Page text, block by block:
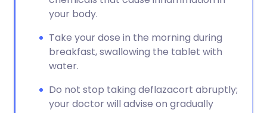
your body.
Take your dose in the morning during
breakfast, swallowing the tablet with
water.
Do not stop taking deflazacort abruptly;
your doctor will advise on gradually